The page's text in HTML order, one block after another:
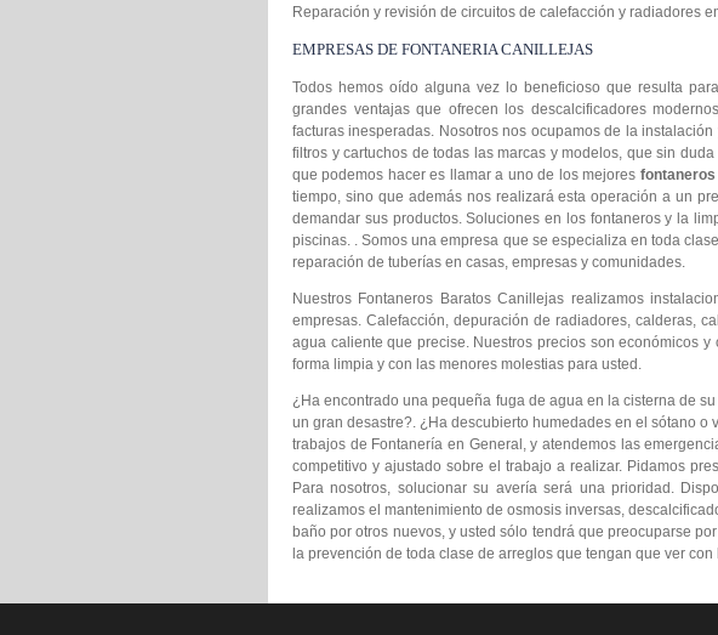
Reparación y revisión de circuitos de calefacción y radiadores
EMPRESAS DE FONTANERIA CANILLEJAS
Todos hemos oído alguna vez lo beneficioso que resulta
grandes ventajas que ofrecen los descalcificadores
facturas inesperadas. Nosotros nos ocupamos de la
filtros y cartuchos de todas las marcas y modelos, que sin
que podemos hacer es llamar a uno de los mejores
tiempo, sino que además nos realizará esta operación a un
demandar sus productos. Soluciones en los fontaneros y la
piscinas. . Somos una empresa que se especializa en toda
reparación de tuberías en casas, empresas y comunidades.
Nuestros Fontaneros Baratos Canillejas realizamos
empresas. Calefacción, depuración de radiadores, calderas,
agua caliente que precise. Nuestros precios son económicos
forma limpia y con las menores molestias para usted.
¿Ha encontrado una pequeña fuga de agua en la cisterna de
un gran desastre?. ¿Ha descubierto humedades en el sótano
trabajos de Fontanería en General, y atendemos las
competitivo y ajustado sobre el trabajo a realizar. Pidamos
Para nosotros, solucionar su avería será una prioridad.
realizamos el mantenimiento de osmosis inversas,
baño por otros nuevos, y usted sólo tendrá que preocuparse
la prevención de toda clase de arreglos que tengan que ver